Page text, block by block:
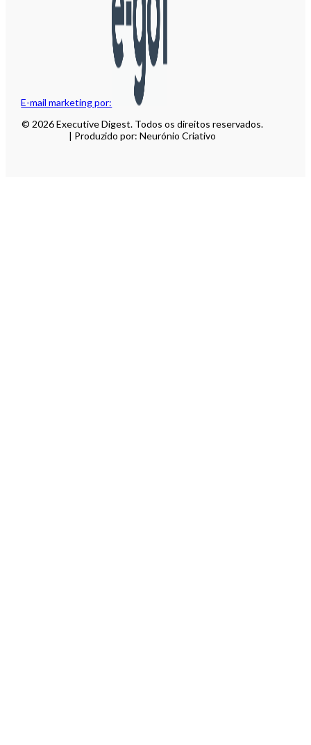
E-mail marketing por:
© 2026 Executive Digest. Todos os direitos reservados.
| Produzido por: Neurónio Criativo